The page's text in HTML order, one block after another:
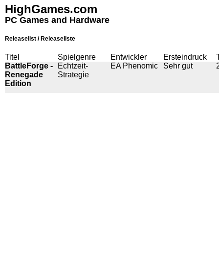
HighGames.com
PC Games and Hardware
Releaselist / Releaseliste
Titel Spielgenre Entwickler Ersteindruck
BattleForge -
Renegade
Edition
Echtzeit-
Strategie
EA Phenomic Sehr gut